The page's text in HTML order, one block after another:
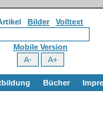
Bilder Volltext
Mobile Version
Bücher